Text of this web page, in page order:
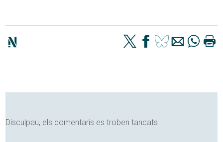
Disculpau, els comentaris es troben tancats